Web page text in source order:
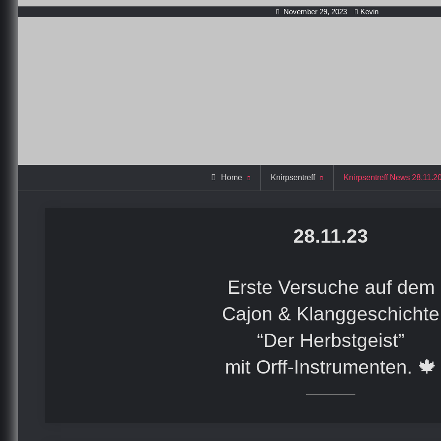
November 29, 2023 Kevin
Home Knirpsentreff Knirpsentreff News
28.11.23
Erste Versuche auf dem
Cajon & Klanggeschichte
“Der Herbstgeist”
mit Orff-Instrumenten. 🍁